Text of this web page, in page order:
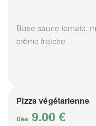
Base sauce tomate,
crème fraiche
Pizza végétarienne
Dès 9.00 €